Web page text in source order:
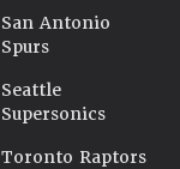
San Antonio
Spurs
Seattle
Supersonics
Toronto Raptors